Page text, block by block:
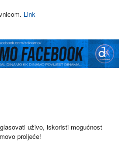
Link
uživo, iskoristi mogućnost
proljeće!